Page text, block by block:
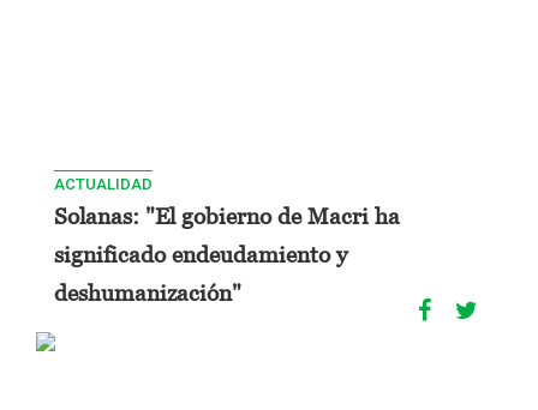
ACTUALIDAD
Solanas: "El gobierno de Macri ha
significado endeudamiento y
deshumanización"